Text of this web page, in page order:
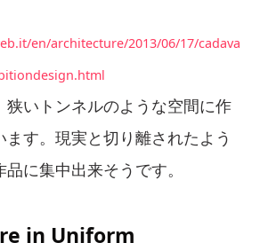
en/architecture/2013/06/17/cadava
狭いトンネルのような空間に作
す。現実と切り離されたよう
に集中出来そうです。
in Uniform